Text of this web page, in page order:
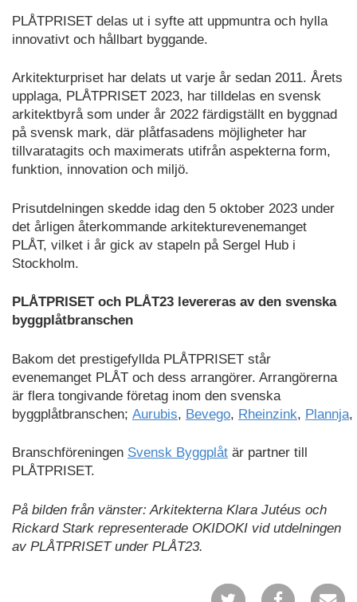
PLÅTPRISET delas ut i syfte att uppmuntra och hylla
innovativt och hållbart byggande.
Arkitekturpriset har delats ut varje år sedan 2011. Årets
upplaga, PLÅTPRISET 2023, har tilldelas en svensk
arkitektbyrå som under år 2022 färdigställt en byggnad
på svensk mark, där plåtfasadens möjligheter har
tillvaratagits och maximerats utifrån aspekterna form,
funktion, innovation och miljö.
Prisutdelningen skedde idag den 5 oktober 2023 under
det årligen återkommande arkitekturevenemanget
PLÅT, vilket i år gick av stapeln på Sergel Hub i
Stockholm.
PLÅTPRISET och PLÅT23 levereras av den svenska
byggplåtbranschen
Bakom det prestigefyllda PLÅTPRISET står
evenemanget PLÅT och dess arrangörer. Arrangörerna
är flera tongivande företag inom den svenska
byggplåtbranschen; Aurubis, Bevego, Rheinzink, Plannja,
Branschföreningen Svensk Byggplåt är partner till
PLÅTPRISET.
På bilden från vänster: Arkitekterna Klara Jutéus och
Rickard Stark representerade OKIDOKI vid utdelningen
av PLÅTPRISET under PLÅT23.